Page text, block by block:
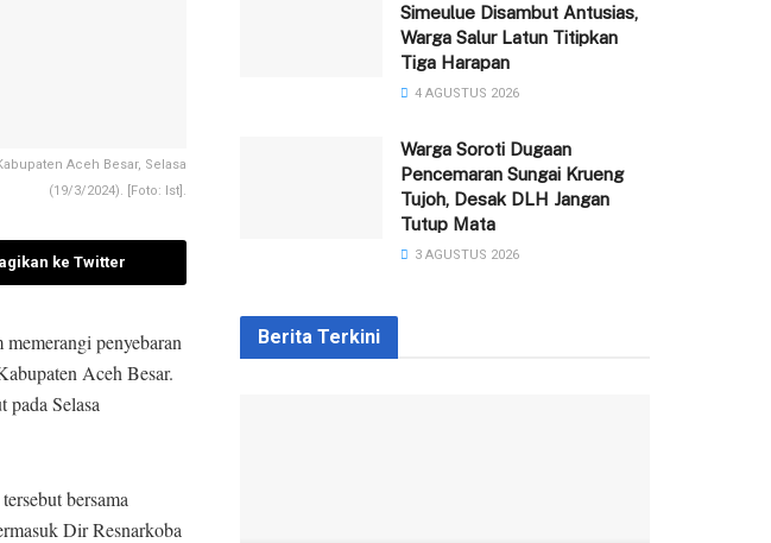
Aceh Besar, Selasa
(19/3/2024). [Foto: Ist].
ke Twitter
penyebaran
Aceh Besar.
Selasa
bersama
Dir Resnarkoba
Simeulue Disambut Antusias,
Warga Salur Latun Titipkan
Tiga Harapan
4 AGUSTUS 2026
Warga Soroti Dugaan
Pencemaran Sungai Krueng
Tujoh, Desak DLH Jangan
Tutup Mata
3 AGUSTUS 2026
Berita Terkini